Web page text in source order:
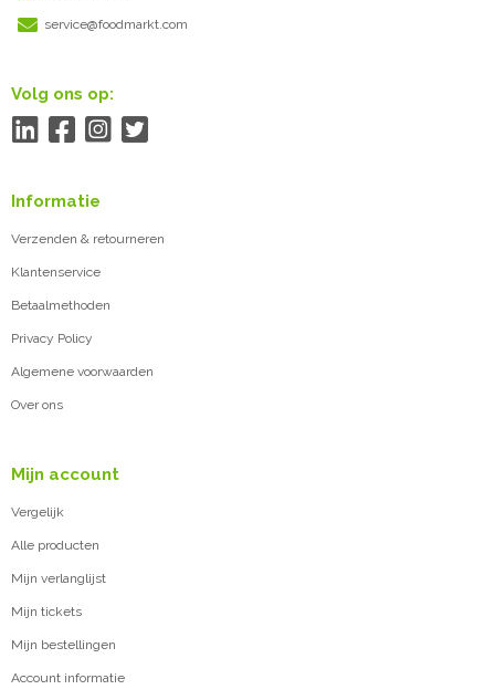
service@foodmarkt.com
Volg ons op:
Informatie
Verzenden & retourneren
Klantenservice
Betaalmethoden
Privacy Policy
Algemene voorwaarden
Over ons
Mijn account
Vergelijk
Alle producten
Mijn verlanglijst
Mijn tickets
Mijn bestellingen
Account informatie